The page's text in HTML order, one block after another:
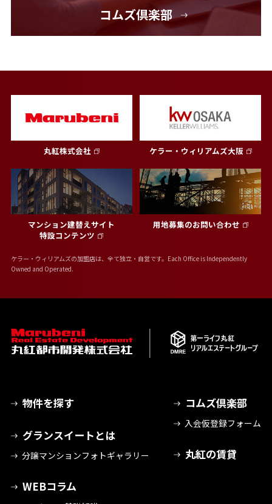
コムズ倶楽部
丸紅株式会社 ケラー・ウィリアムズ大阪
マンション建替えサイト
特設コンテンツ
用地募集のお問い合わせ
ケラー・ウィリアムズの加盟店は、全て独立・自営です。Each Office is Independently
Owned and Operated.
物件を探す
グランスイートとは
分譲マンションフォトギャラリー
WEBコラム
コムズ倶楽部
入会仮登録フォーム
丸紅の賃貸